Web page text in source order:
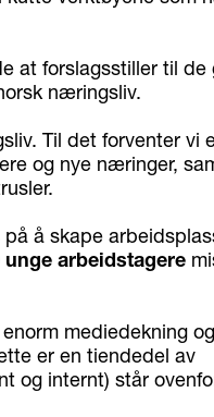
at forslagsstiller til de
næringsliv.
Til det forventer vi
og nye næringer,
å skape
arbeidstagere
mediedekning
er en tiendedel av
og internt) står